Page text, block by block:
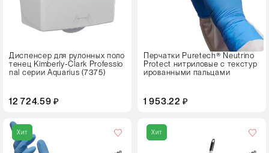
Диспенсер для рулонных поло
тенец Kimberly-Clark Professio
nal серии Aquarius (7375)
12 724.59 ₽
Перчатки Puretech® Neutrino
Protect нитриловые с текстур
ированными пальцами
1 953.22 ₽
M
XL
Хит Хит
Цвет